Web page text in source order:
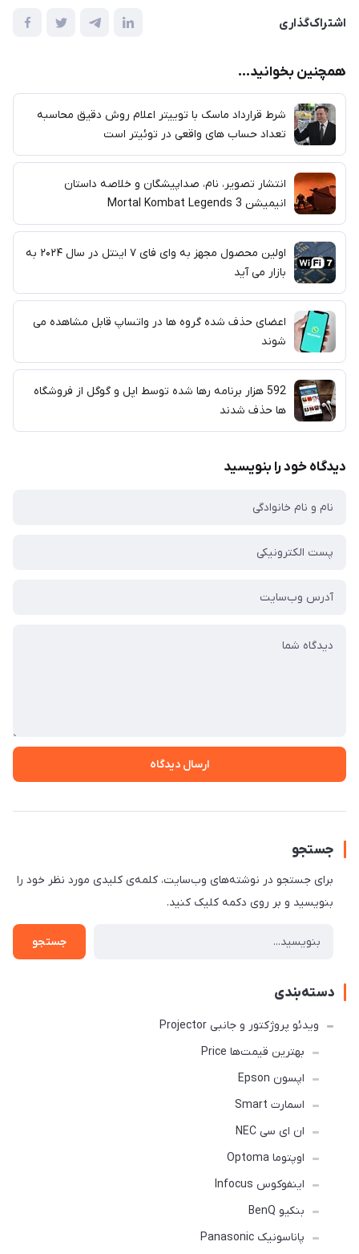
اشتراک‌گذاری
همچنین بخوانید...
شرط قرارداد ماسک با توییتر اعلام روش دقیق محاسبه
تعداد حساب های واقعی در توئیتر است
انتشار تصویر، نام، صداپیشگان و خلاصه داستان
انیمیشن Mortal Kombat Legends 3
اولین محصول مجهز به وای فای ۷ اینتل در سال ۲۰۲۴ به
بازار می آید
اعضای حذف شده گروه ها در واتساپ قابل مشاهده می
شوند
592 هزار برنامه رها شده توسط اپل و گوگل از فروشگاه
ها حذف شدند
دیدگاه خود را بنویسید
ارسال دیدگاه
جستجو
برای جستجو در نوشته‌های وب‌سایت، کلمه‌ی کلیدی مورد نظر خود را
بنویسید و بر روی دکمه کلیک کنید.
جستجو
دسته‌بندی
ویدئو پروژکتور و جانبی Projector
بهترین قیمت‌ها Price
اپسون Epson
اسمارت Smart
ان ای سی NEC
اوپتوما Optoma
اینفوکوس Infocus
بنکیو BenQ
پاناسونیک Panasonic